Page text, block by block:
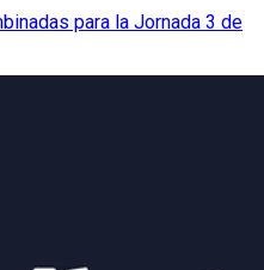
para la Jornada 3 de